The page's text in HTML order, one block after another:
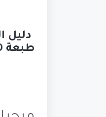
دليل
طبعة 2020.